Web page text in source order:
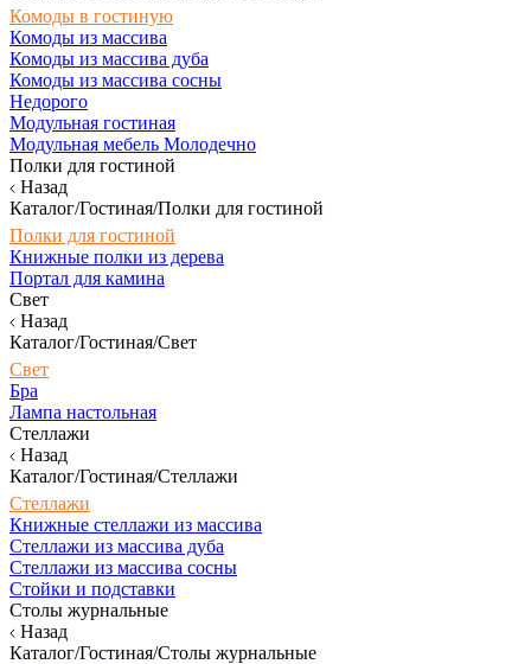
Комоды в гостиную
Комоды из массива
Комоды из массива дуба
Комоды из массива сосны
Недорого
Модульная гостиная
Модульная мебель Молодечно
Полки для гостиной
Назад
Каталог/Гостиная/Полки для гостиной
Полки для гостиной
Книжные полки из дерева
Портал для камина
Свет
Назад
Каталог/Гостиная/Свет
Свет
Бра
Лампа настольная
Стеллажи
Назад
Каталог/Гостиная/Стеллажи
Стеллажи
Книжные стеллажи из массива
Стеллажи из массива дуба
Стеллажи из массива сосны
Стойки и подставки
Столы журнальные
Назад
Каталог/Гостиная/Столы журнальные